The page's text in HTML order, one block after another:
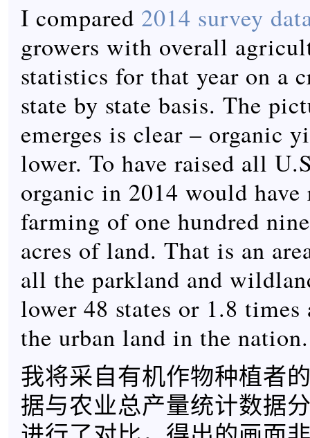
I compared 2014 survey
growers with overall
statistics for that year on a
state by state basis. The
emerges is clear – organic
lower. To have raised all
organic in 2014 would have
farming of one hundred
acres of land. That is an
all the parkland and
lower 48 states or 1.8 times
the urban land in the nation.
我将采自有机作物种植者
据与农业总产量统计数据